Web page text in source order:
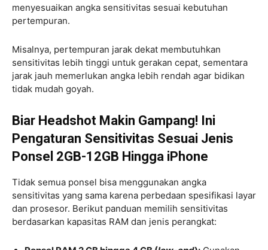
menyesuaikan angka sensitivitas sesuai kebutuhan
pertempuran.
Misalnya, pertempuran jarak dekat membutuhkan
sensitivitas lebih tinggi untuk gerakan cepat, sementara
jarak jauh memerlukan angka lebih rendah agar bidikan
tidak mudah goyah.
Biar Headshot Makin Gampang! Ini
Pengaturan Sensitivitas Sesuai Jenis
Ponsel 2GB-12GB Hingga iPhone
Tidak semua ponsel bisa menggunakan angka
sensitivitas yang sama karena perbedaan spesifikasi layar
dan prosesor. Berikut panduan memilih sensitivitas
berdasarkan kapasitas RAM dan jenis perangkat: